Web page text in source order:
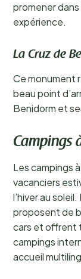
promener
expérience.
La Cruz de
Ce monument
beau point
Benidorm et
Campings
Les campings
vacanciers
l’hiver au
proposent de
cars et offrent
campings
accueil